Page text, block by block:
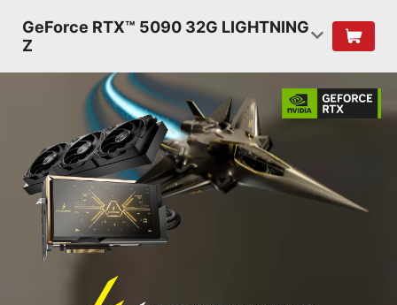
GeForce RTX™ 5090 32G LIGHTNING
Z